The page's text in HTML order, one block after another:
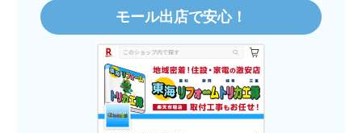
【注文からどのくらいで届きましたか？】
3日程で届きました。発送作業が早かったです。
【その他感想・コメント】
大手ネットショップよりも結構安いところで買う
のは不安でしたが、発送もかなり早くて、梱包も
モール出店で安心！